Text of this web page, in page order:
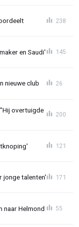
238
en Saudi' 145
nieuwe club 26
overtuigde
200
121
jonge talenten' 171
naar Helmond 55